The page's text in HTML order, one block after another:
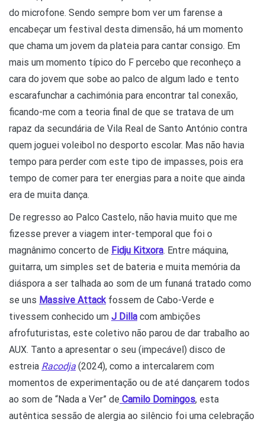
do microfone. Sendo sempre bom ver um farense a
encabeçar um festival desta dimensão, há um momento
que chama um jovem da plateia para cantar consigo. Em
mais um momento típico do F percebo que reconheço a
cara do jovem que sobe ao palco de algum lado e tento
escarafunchar a cachimónia para encontrar tal conexão,
ficando-me com a teoria final de que se tratava de um
rapaz da secundária de Vila Real de Santo António contra
quem joguei voleibol no desporto escolar. Mas não havia
tempo para perder com este tipo de impasses, pois era
tempo de comer para ter energias para a noite que ainda
era de muita dança.
De regresso ao Palco Castelo, não havia muito que me
fizesse prever a viagem inter-temporal que foi o
magnânimo concerto de Fidju Kitxora. Entre máquina,
guitarra, um simples set de bateria e muita memória da
diáspora a ser talhada ao som de um funaná tratado como
se uns Massive Attackfossem de Cabo-Verde e
tivessem conhecido um J Dilla com ambições
afrofuturistas, este coletivo não parou de dar trabalho ao
AUX. Tanto a apresentar o seu (impecável) disco de
estreia Racodja (2024), como a intercalarem com
momentos de experimentação ou de até dançarem todos
ao som de “Nada a Ver” de Camilo Domingos, esta
autêntica sessão de alergia ao silêncio foi uma celebração